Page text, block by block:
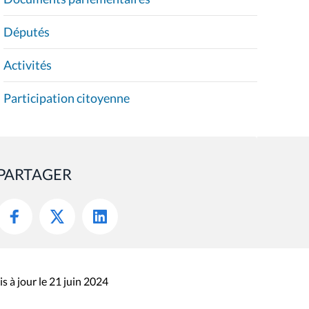
Députés
Activités
Participation citoyenne
à jour le 21 juin 2024